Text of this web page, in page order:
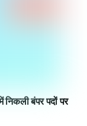
बंपर पदों पर